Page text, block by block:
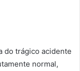
do trágico acidente
normal,